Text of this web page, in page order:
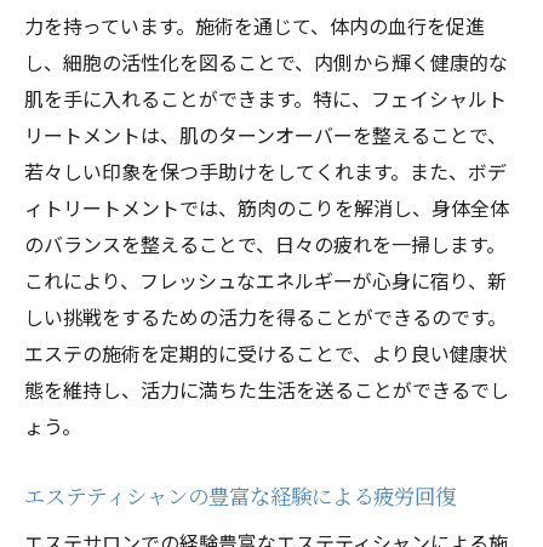
力を持っています。施術を通じて、体内の血行を促進
し、細胞の活性化を図ることで、内側から輝く健康的な
肌を手に入れることができます。特に、フェイシャルト
リートメントは、肌のターンオーバーを整えることで、
若々しい印象を保つ手助けをしてくれます。また、ボデ
ィトリートメントでは、筋肉のこりを解消し、身体全体
のバランスを整えることで、日々の疲れを一掃します。
これにより、フレッシュなエネルギーが心身に宿り、新
しい挑戦をするための活力を得ることができるのです。
エステの施術を定期的に受けることで、より良い健康状
態を維持し、活力に満ちた生活を送ることができるでし
ょう。
エステティシャンの豊富な経験による疲労回復